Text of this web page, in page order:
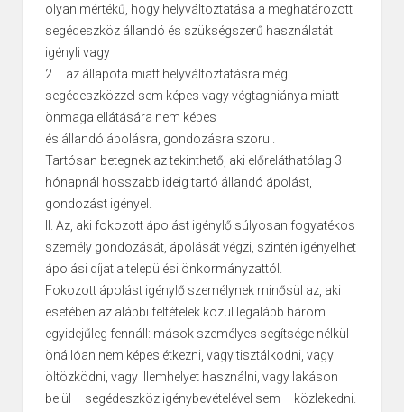
olyan mértékű, hogy helyváltoztatása a meghatározott
segédeszköz állandó és szükségszerű használatát
igényli vagy
2. az állapota miatt helyváltoztatásra még
segédeszközzel sem képes vagy végtaghiánya miatt
önmaga ellátására nem képes
és állandó ápolásra, gondozásra szorul.
Tartósan betegnek az tekinthető, aki előreláthatólag 3
hónapnál hosszabb ideig tartó állandó ápolást,
gondozást igényel.
II. Az, aki fokozott ápolást igénylő súlyosan fogyatékos
személy gondozását, ápolását végzi, szintén igényelhet
ápolási díjat a települési önkormányzattól.
Fokozott ápolást igénylő személynek minősül az, aki
esetében az alábbi feltételek közül legalább három
egyidejűleg fennáll: mások személyes segítsége nélkül
önállóan nem képes étkezni, vagy tisztálkodni, vagy
öltözködni, vagy illemhelyet használni, vagy lakáson
belül – segédeszköz igénybevételével sem – közlekedni.